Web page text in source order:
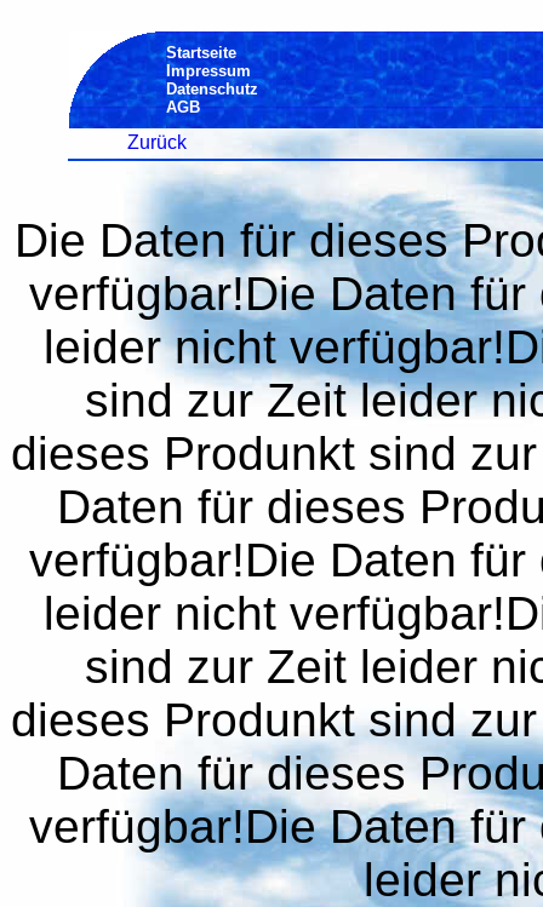
Startseite
Impressum
Datenschutz
AGB
Zurück
Die Daten für dieses
verfügbar!Die Daten
leider nicht
sind zur Zeit leider
dieses Produnkt sind
Daten für dieses
verfügbar!Die Daten
leider nicht
sind zur Zeit leider
dieses Produnkt sind
Daten für dieses
verfügbar!Die Daten
leider